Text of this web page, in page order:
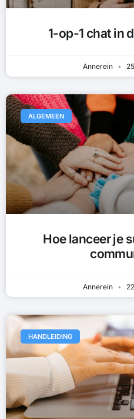
1-op-1 chat in
Annerein
ALGEMEEN
Hoe lanceer je
Annerein
HANDLEIDING